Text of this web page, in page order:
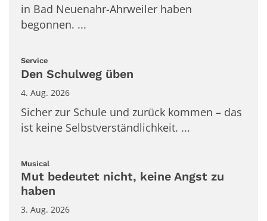
in Bad Neuenahr-Ahrweiler haben
begonnen. ...
Service:
Den Schulweg üben
4. Aug. 2026
Sicher zur Schule und zurück kommen – das
ist keine Selbstverständlichkeit. ...
Musical
Mut bedeutet nicht, keine Angst zu
haben
3. Aug. 2026